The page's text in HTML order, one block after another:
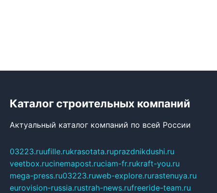
Каталог строительных компаний
Актуальный каталог компаний по всей России
03223.ruufille.rukrasotata.ruprazdnikdushi.ru
veetbox.rucinemapost.ruciam-fr.rukraft-you.ru
mega-press.ru03223.ruweb-explore.rurastenuya.ru
eurovision-russia.rustrah-news.rufreeride-team.ru